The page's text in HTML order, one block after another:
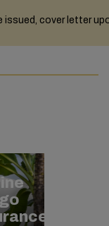
issued, cover letter